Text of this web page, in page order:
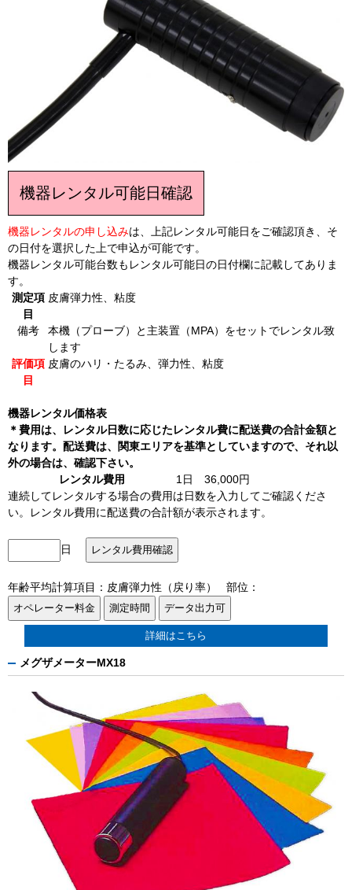
機器レンタル可能日確認
機器レンタルの申し込みは、上記レンタル可能日をご確認頂き、そ
の日付を選択した上で申込が可能です。
機器レンタル可能台数もレンタル可能日の日付欄に記載してありま
す。
測定項
目
皮膚弾力性、粘度
備考
本機（プローブ）と主装置（MPA）をセットでレンタル致
します
評価項
目
皮膚のハリ・たるみ、弾力性、粘度
機器レンタル価格表
＊費用は、レンタル日数に応じたレンタル費に配送費の合計金額と
なります。配送費は、関東エリアを基準としていますので、それ以
外の場合は、確認下さい。
レンタル費用
1日 36,000円
連続してレンタルする場合の費用は日数を入力してご確認くださ
い。レンタル費用に配送費の合計額が表示されます。
日
年齢平均計算項目：皮膚弾力性（戻り率） 部位：
詳細はこちら
メグザメーターMX18